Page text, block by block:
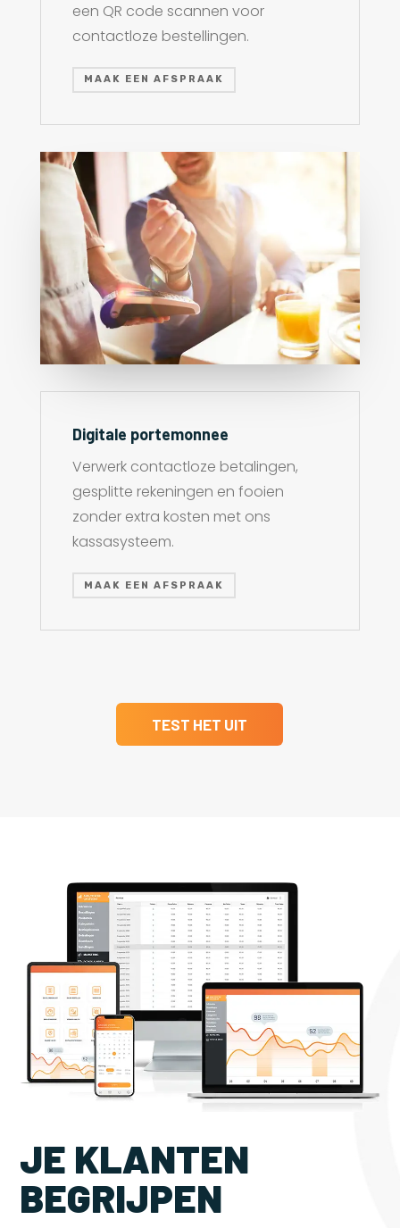
een QR code scannen voor
contactloze bestellingen.
MAAK EEN AFSPRAAK
Digitale portemonnee
Verwerk contactloze betalingen,
gesplitte rekeningen en fooien
zonder extra kosten met ons
kassasysteem.
MAAK EEN AFSPRAAK
TEST HET UIT
JE KLANTEN
BEGRIJPEN